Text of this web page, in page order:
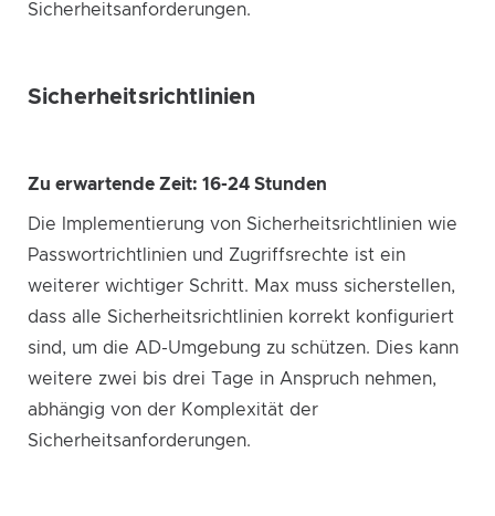
Sicherheitsanforderungen.
Sicherheitsrichtlinien
Zu erwartende Zeit: 16-24 Stunden
Die Implementierung von Sicherheitsrichtlinien wie
Passwortrichtlinien und Zugriffsrechte ist ein
weiterer wichtiger Schritt. Max muss sicherstellen,
dass alle Sicherheitsrichtlinien korrekt konfiguriert
sind, um die AD-Umgebung zu schützen. Dies kann
weitere zwei bis drei Tage in Anspruch nehmen,
abhängig von der Komplexität der
Sicherheitsanforderungen.